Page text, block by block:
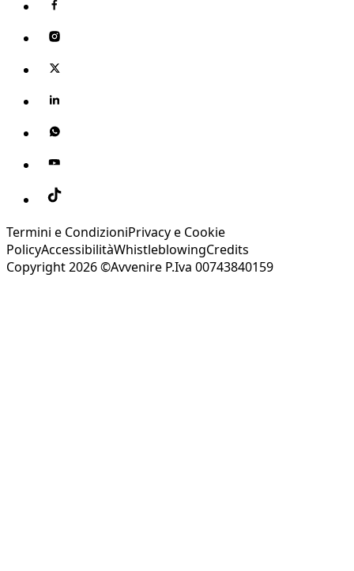
Termini e CondizioniPrivacy e Cookie
PolicyAccessibilitàWhistleblowingCredits
Copyright 2026 ©Avvenire P.Iva 00743840159